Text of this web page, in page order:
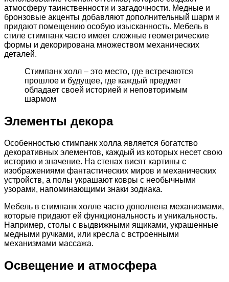
атмосферу таинственности и загадочности. Медные и
бронзовые акценты добавляют дополнительный шарм и
придают помещению особую изысканность. Мебель в
стиле стимпанк часто имеет сложные геометрические
формы и декорирована множеством механических
деталей.
Стимпанк холл – это место, где встречаются
прошлое и будущее, где каждый предмет
обладает своей историей и неповторимым
шармом
Элементы декора
Особенностью стимпанк холла является богатство
декоративных элементов, каждый из которых несет свою
историю и значение. На стенах висят картины с
изображениями фантастических миров и механических
устройств, а полы украшают ковры с необычными
узорами, напоминающими знаки зодиака.
Мебель в стимпанк холле часто дополнена механизмами,
которые придают ей функциональность и уникальность.
Например, столы с выдвижными ящиками, украшенные
медными ручками, или кресла с встроенными
механизмами массажа.
Освещение и атмосфера